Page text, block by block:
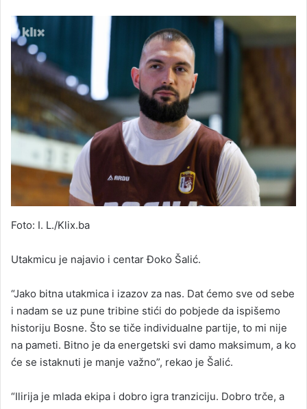
Foto: I. L./Klix.ba
Utakmicu je najavio i centar Đoko Šalić.
“Jako bitna utakmica i izazov za nas. Dat ćemo sve od sebe
i nadam se uz pune tribine stići do pobjede da ispišemo
historiju Bosne. Što se tiče individualne partije, to mi nije
na pameti. Bitno je da energetski svi damo maksimum, a ko
će se istaknuti je manje važno”, rekao je Šalić.
“Ilirija je mlada ekipa i dobro igra tranziciju. Dobro trče, a